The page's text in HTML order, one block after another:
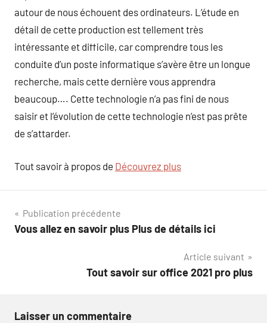
autour de nous échouent des ordinateurs. L’étude en
détail de cette production est tellement très
intéressante et difficile, car comprendre tous les
conduite d’un poste informatique s’avère être un longue
recherche, mais cette dernière vous apprendra
beaucoup…. Cette technologie n’a pas fini de nous
saisir et l’évolution de cette technologie n’est pas prête
de s’attarder.
Tout savoir à propos de Découvrez plus
Navigation
de
Publication précédente
Vous allez en savoir plus Plus de détails ici
Article suivant
Tout savoir sur office 2021 pro plus
Laisser un commentaire